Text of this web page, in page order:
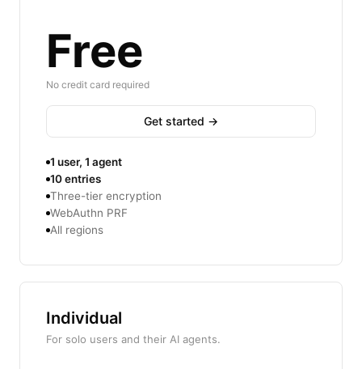
Free
No credit card required
Get started →
1 user, 1 agent
10 entries
Three-tier encryption
WebAuthn PRF
All regions
Individual
For solo users and their AI agents.